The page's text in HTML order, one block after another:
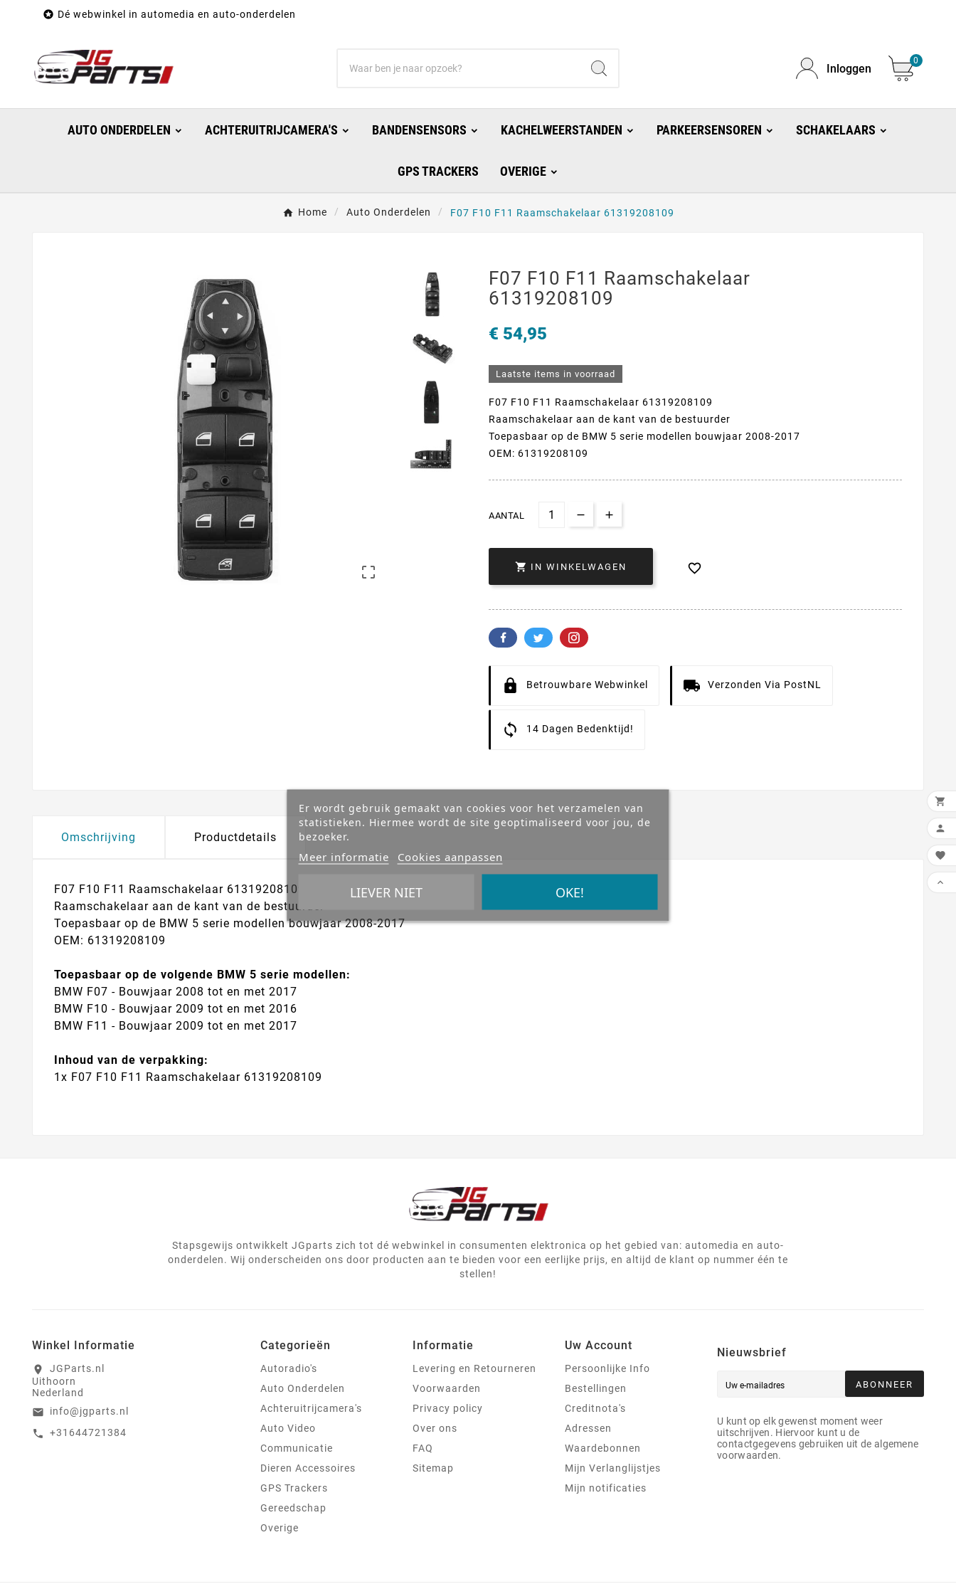
 Dé webwinkel in automedia en auto-onderdelen
Inloggen
0
AUTO ONDERDELEN ACHTERUITRIJCAMERA'S BANDENSENSORS KACHELWEERSTANDEN PARKEERSENSOREN SCHAKELAARS
GPS TRACKERS OVERIGE
Home Auto Onderdelen F07 F10 F11 Raamschakelaar 61319208109

F07 F10 F11 Raamschakelaar
61319208109
€ 54,95
Laatste items in voorraad
F07 F10 F11 Raamschakelaar 61319208109
Raamschakelaar aan de kant van de bestuurder
Toepasbaar op de BMW 5 serie modellen bouwjaar 2008-2017
OEM: 61319208109
AANTAL
 IN WINKELWAGEN 
Betrouwbare Webwinkel Verzonden Via PostNL
14 Dagen Bedenktijd!
Omschrijving Productdetails
F07 F10 F11 Raamschakelaar 61319208109
Raamschakelaar aan de kant van de bestuurder
Toepasbaar op de BMW 5 serie modellen bouwjaar 2008-2017
OEM: 61319208109
Toepasbaar op de volgende BMW 5 serie modellen:
BMW F07 - Bouwjaar 2008 tot en met 2017
BMW F10 - Bouwjaar 2009 tot en met 2016
BMW F11 - Bouwjaar 2009 tot en met 2017
Inhoud van de verpakking:
1x F07 F10 F11 Raamschakelaar 61319208109
Stapsgewijs ontwikkelt JGparts zich tot dé webwinkel in consumenten elektronica op het gebied van: automedia en auto-
onderdelen. Wij onderscheiden ons door producten aan te bieden voor een eerlijke prijs, en altijd de klant op nummer één te
stellen!
Winkel Informatie
location_on
JGParts.nl
Uithoorn
Nederland
email info@jgparts.nl
call +31644721384
Categorieën
Autoradio's
Auto Onderdelen
Achteruitrijcamera's
Auto Video
Communicatie
Dieren Accessoires
GPS Trackers
Gereedschap
Overige
Informatie
Levering en Retourneren
Voorwaarden
Privacy policy
Over ons
FAQ
Sitemap
Uw Account
Persoonlijke Info
Bestellingen
Creditnota's
Adressen
Waardebonnen
Mijn Verlanglijstjes
Mijn notificaties
Nieuwsbrief
ABONNEER
U kunt op elk gewenst moment weer
uitschrijven. Hiervoor kunt u de
contactgegevens gebruiken uit de algemene
voorwaarden.
Er wordt gebruik gemaakt van cookies voor het verzamelen van
statistieken. Hiermee wordt de site geoptimaliseerd voor jou, de
bezoeker.
Meer informatie Cookies aanpassen
LIEVER NIET OKE!



